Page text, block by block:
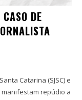
DE
Catarina (SJSC) e
manifestam repúdio a